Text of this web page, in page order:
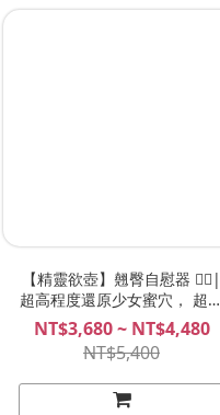
【精靈欲壺】翹臀自慰器 🧚‍♀️|
超高程度還原少女蜜穴， 超越
真人刺激，可愛又迷人的精靈舞
孃！| MeloShiko ソフィリア
索菲莉亞
NT$3,680 ~ NT$4,480
NT$5,400